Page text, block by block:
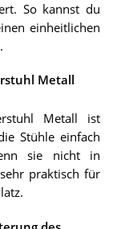
So kannst du
einheitlichen
Metall
Metall ist
Stühle einfach
sie nicht in
praktisch für